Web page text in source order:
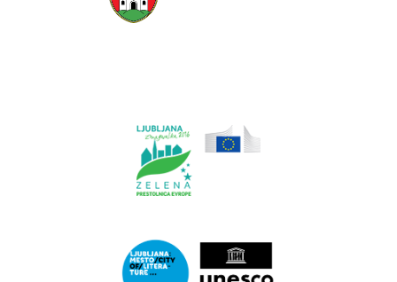
spletne
strani